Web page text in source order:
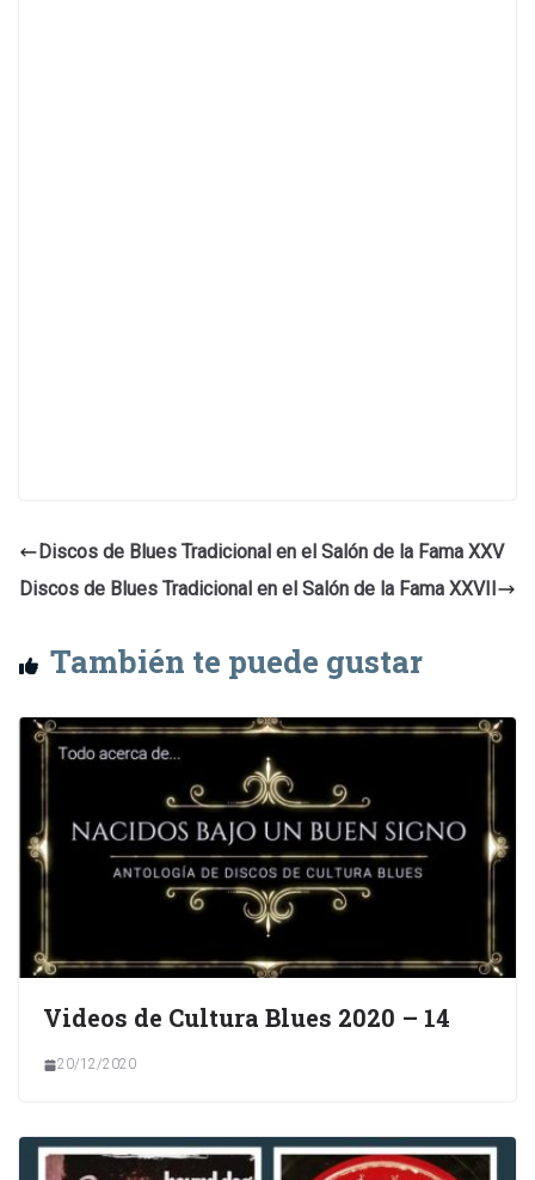
Discos de Blues Tradicional en el Salón de la Fama XXV
Discos de Blues Tradicional en el Salón de la Fama XXVII
También te puede gustar
Videos de Cultura Blues 2020 – 14
20/12/2020